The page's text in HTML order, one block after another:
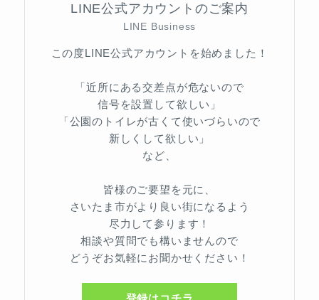
LINE公式アカウントのご案内
LINE Business
この度LINE公式アカウントを始めました！
「近所にある交差点が危ないので
信号を設置して欲しい」
「公園のトイレが古くて使いづらいので
新しくして欲しい」
など、
皆様のご要望を元に、
さいたま市がより良い街になるよう
尽力して参ります！
相談や質問でも構いませんので
どうぞお気軽にお聞かせください！